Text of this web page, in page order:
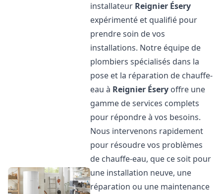
installateur Reignier Ésery
expérimenté et qualifié pour
prendre soin de vos
installations. Notre équipe de
plombiers spécialisés dans la
pose et la réparation de chauffe-
eau à Reignier Ésery offre une
gamme de services complets
pour répondre à vos besoins.
Nous intervenons rapidement
pour résoudre vos problèmes
de chauffe-eau, que ce soit pour
une installation neuve, une
réparation ou une maintenance